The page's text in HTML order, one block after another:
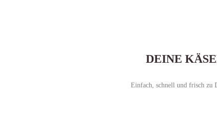
DEINE
Einfach, schnell und frisch zu